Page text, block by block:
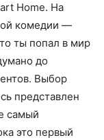
Home. На
комедии —
ты попал в мир
до
Выбор
представлен
самый
это первый